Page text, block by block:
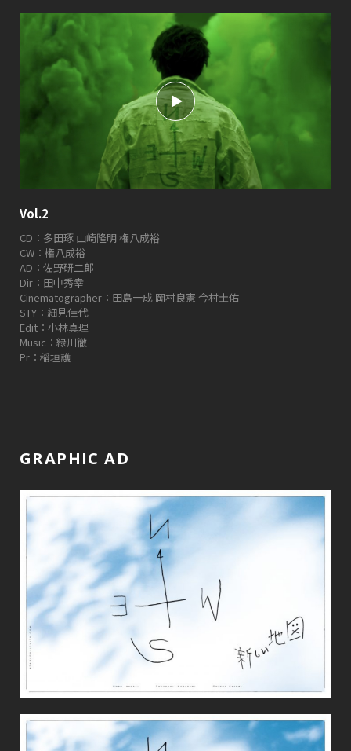
Vol.2
CD：多田琢 山崎隆明 権八成裕
CW：権八成裕
AD：佐野研二郎
Dir：田中秀幸
Cinematographer：田島一成 岡村良憲 今村圭佑
STY：細見佳代
Edit：小林真理
Music：緑川徹
Pr：稲垣護
GRAPHIC AD